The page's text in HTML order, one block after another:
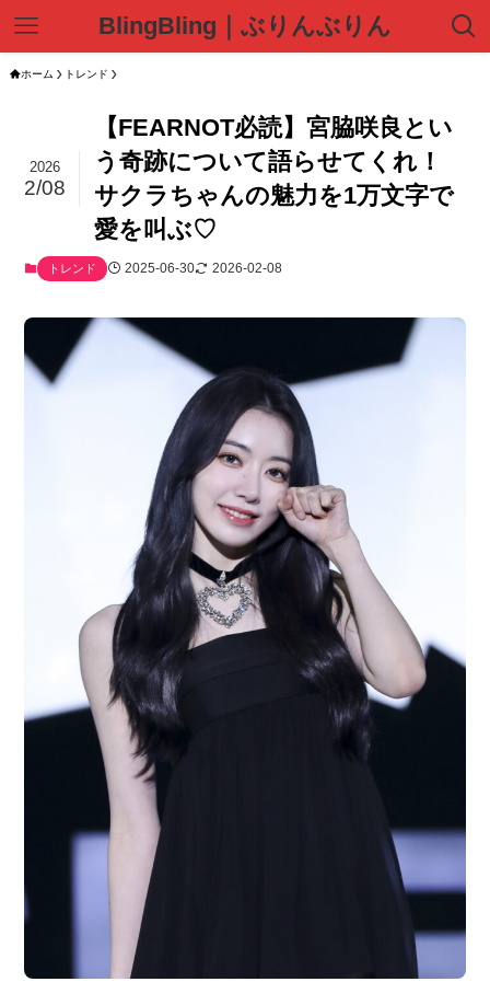
BlingBling｜ぶりんぶりん
ホーム トレンド
【FEARNOT必読】宮脇咲良とい
う奇跡について語らせてくれ！
サクラちゃんの魅力を1万文字で
愛を叫ぶ♡
2026
2/08
トレンド 2025-06-30 2026-02-08